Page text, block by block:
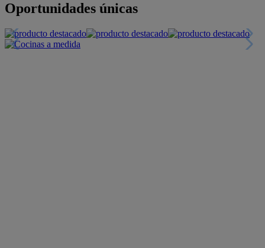
Oportunidades únicas